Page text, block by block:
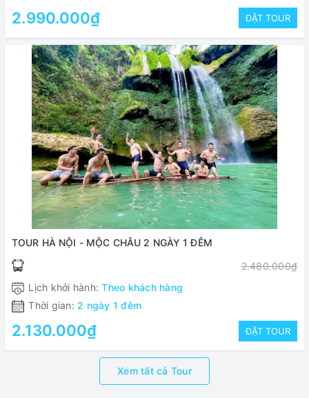
2.990.000₫ ĐẶT TOUR
TOUR HÀ NỘI - MỘC CHÂU 2 NGÀY 1 ĐÊM
2.480.000₫
Lịch khởi hành:Theo khách hàng
Thời gian: 2 ngày 1 đêm
2.130.000₫ ĐẶT TOUR
Xem tất cả Tour